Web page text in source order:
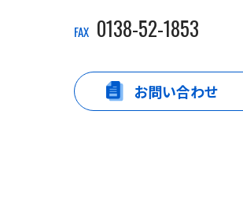
FAX 0138-52-1853
お問い合わせ